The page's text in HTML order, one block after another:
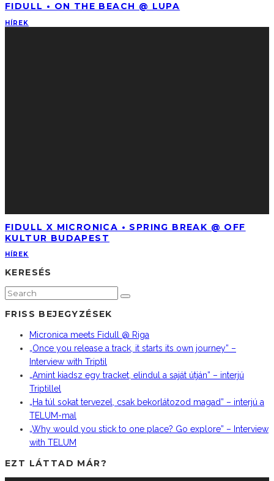
FIDULL • ON THE BEACH @ LUPA
HÍREK
FIDULL X MICRONICA • SPRING BREAK @ OFF
KULTUR BUDAPEST
HÍREK
KERESÉS
FRISS BEJEGYZÉSEK
Micronica meets Fidull @ Riga
„Once you release a track, it starts its own journey” –
Interview with Triptil
„Amint kiadsz egy tracket, elindul a saját útján” – interjú
Triptillel
„Ha túl sokat tervezel, csak bekorlátozod magad” – interjú a
TELUM-mal
„Why would you stick to one place? Go explore” – Interview
with TELUM
EZT LÁTTAD MÁR?